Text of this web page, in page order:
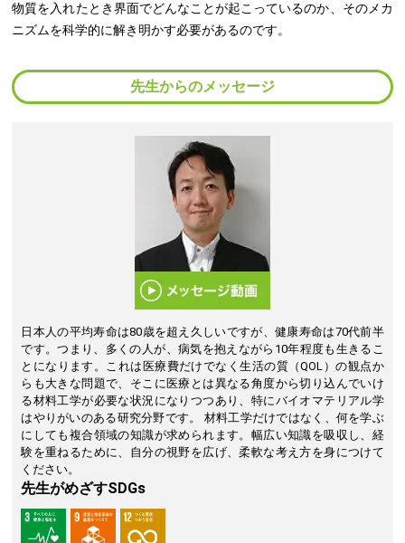
物質を入れたとき界面でどんなことが起こっているのか、そのメカ
ニズムを科学的に解き明かす必要があるのです。
先生からのメッセージ
日本人の平均寿命は80歳を超え久しいですが、健康寿命は70代前半
です。つまり、多くの人が、病気を抱えながら10年程度も生きるこ
とになります。これは医療費だけでなく生活の質（QOL）の観点か
らも大きな問題で、そこに医療とは異なる角度から切り込んでいけ
る材料工学が必要な状況になりつつあり、特にバイオマテリアル学
はやりがいのある研究分野です。 材料工学だけではなく、何を学ぶ
にしても複合領域の知識が求められます。幅広い知識を吸収し、経
験を重ねるために、自分の視野を広げ、柔軟な考え方を身につけて
ください。
先生がめざすSDGs